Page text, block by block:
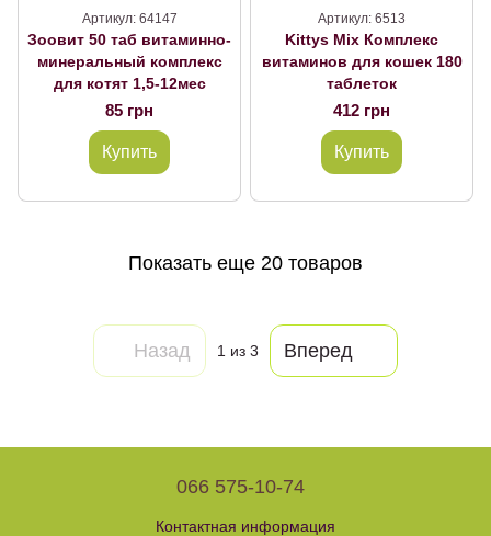
Артикул: 64147
Зоовит 50 таб витаминно-
минеральный комплекс
для котят 1,5-12мес
85 грн
Купить
Артикул: 6513
Kittys Mix Комплекс
витаминов для кошек 180
таблеток
412 грн
Купить
Показать еще 20 товаров
Назад 1 из 3 Вперед
066 575-10-74
Контактная информация